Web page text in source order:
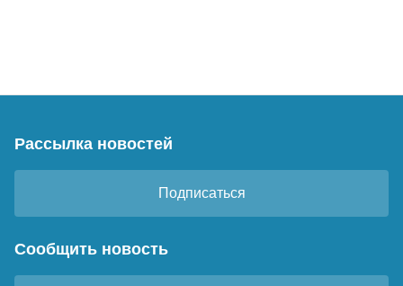
Рассылка новостей
Подписаться
Сообщить новость